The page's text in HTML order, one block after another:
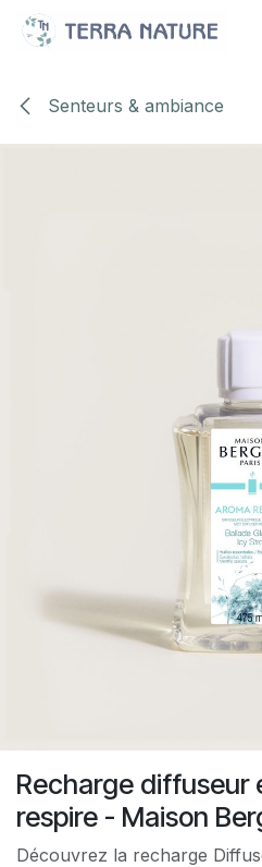
Se rendre au contenu
Senteurs & ambiance
Recharge diffuseur
respire - Maison
Découvrez la recharge